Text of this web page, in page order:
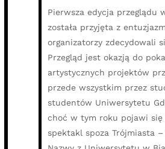
Pierwsza edycja przeglądu
została przyjęta z
organizatorzy zdecydowali
Przegląd jest okazją do
artystycznych projektów
przede wszystkim przez
studentów Uniwersytetu
choć w tym roku pojawi się
spektakl spoza Trójmiasta